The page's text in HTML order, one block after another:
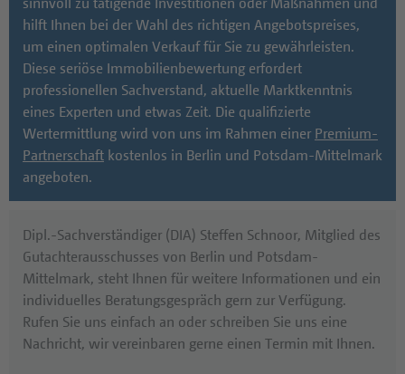
hilft Ihnen bei der Wahl des richtigen Angebotspreises,
um einen optimalen Verkauf für Sie zu gewährleisten.
Diese seriöse Immobilienbewertung erfordert
professionellen Sachverstand, aktuelle Marktkenntnis
eines Experten und etwas Zeit. Die qualifizierte
Wertermittlung wird von uns im Rahmen einer Premium-
Partnerschaft kostenlos in Berlin und Potsdam-Mittelmark
angeboten.
Dipl.-Sachverständiger (DIA) Steffen Schnoor, Mitglied des
Gutachterausschusses von Berlin und Potsdam-
Mittelmark, steht Ihnen für weitere Informationen und ein
individuelles Beratungsgespräch gern zur Verfügung.
Rufen Sie uns einfach an oder schreiben Sie uns eine
Nachricht, wir vereinbaren gerne einen Termin mit Ihnen.